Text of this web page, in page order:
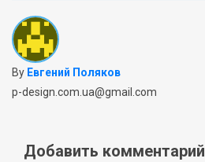
By Евгений Поляков
p-design.com.ua@gmail.com
Добавить комментарий